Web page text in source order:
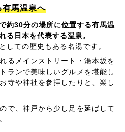
有馬温泉へ
約30分の場所に位置する有馬温
る日本を代表する温泉。
しての歴史もある名湯です。
るメインストリート・湯本坂を
ランで美味しいグルメを堪能し
寺や神社を参拝したりと、楽し
で、神戸から少し足を延ばして